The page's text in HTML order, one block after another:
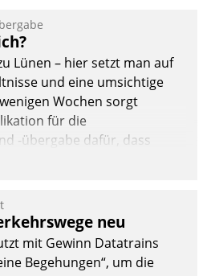
einen eigenen Kanal
Lünen – hier setzt man auf
und eine umsichtige
Wochen sorgt
für die
-übergabe dafür, dass
und, so es sein muss,
neu
mit Gewinn Datatrains
Begehungen“, um die